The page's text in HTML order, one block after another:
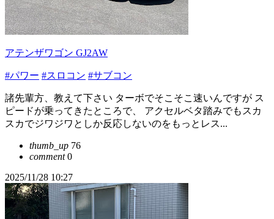
アテンザワゴン GJ2AW
#パワー #スロコン #サブコン
諸先輩方、教えて下さい ターボでそこそこ速いんですが ス
ピードが乗ってきたところで、 アクセルベタ踏みでもスカ
スカでジワジワとしか反応しないのをもっとレス...
thumb_up 76
comment0
2025/11/28 10:27